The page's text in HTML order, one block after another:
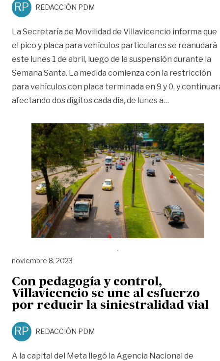
RP REDACCIÓN PDM
La Secretaría de Movilidad de Villavicencio informa que
el pico y placa para vehículos particulares se reanudará
este lunes 1 de abril, luego de la suspensión durante la
Semana Santa. La medida comienza con la restricción
para vehículos con placa terminada en 9 y 0, y
afectando dos dígitos cada día, de lunes a…
noviembre 8, 2023
Con pedagogía y control,
Villavicencio se une al esfuerzo
por reducir la siniestralidad vial
RP REDACCIÓN PDM
A la capital del Meta llegó la Agencia Nacional de